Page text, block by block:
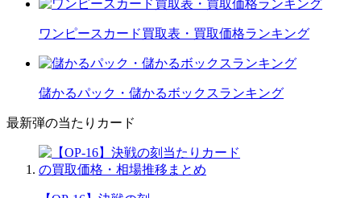
ワンピースカード買取表・買取価格ランキング
儲かるパック・儲かるボックスランキング
最新弾の当たりカード